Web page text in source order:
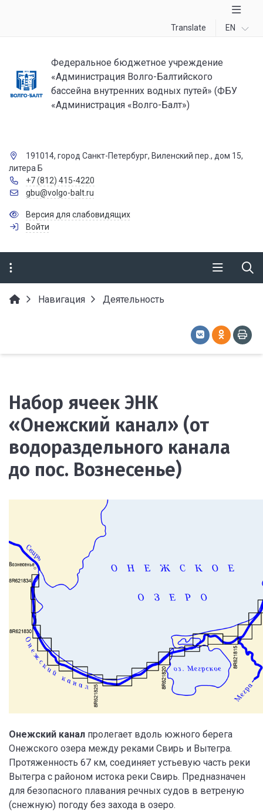
Translate EN
Федеральное бюджетное учреждение
«Администрация Волго-Балтийского
бассейна внутренних водных путей» (ФБУ
«Администрация «Волго-Балт»)
191014, город Санкт-Петербург, Виленский пер., дом 15,
литера Б
+7 (812) 415-4220
gbu@volgo-balt.ru
Версия для слабовидящих
Войти
Навигация Деятельность
Набор ячеек ЭНК
«Онежский канал» (от
водораздельного канала
до пос. Вознесенье)
Онежский канал пролегает вдоль южного берега
Онежского озера между реками Свирь и Вытегра.
Протяженность 67 км, соединяет устьевую часть реки
Вытегра с районом истока реки Свирь. Предназначен
для безопасного плавания речных судов в ветреную
(снежную) погоду без захода в озеро.